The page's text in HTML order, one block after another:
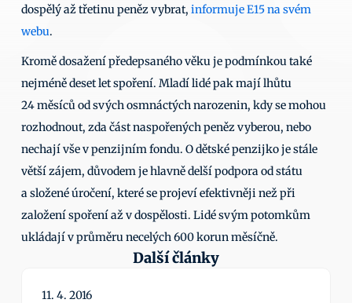
dospělý až třetinu peněz vybrat, informuje E15 na svém
webu.
Kromě dosažení předepsaného věku je podmínkou také
nejméně deset let spoření. Mladí lidé pak mají lhůtu
24 měsíců od svých osmnáctých narozenin, kdy se mohou
rozhodnout, zda část naspořených peněz vyberou, nebo
nechají vše v penzijním fondu. O dětské penzijko je stále
větší zájem, důvodem je hlavně delší podpora od státu
a složené úročení, které se projeví efektivněji než při
založení spoření až v dospělosti. Lidé svým potomkům
ukládají v průměru necelých 600 korun měsíčně.
Další články
11. 4. 2016